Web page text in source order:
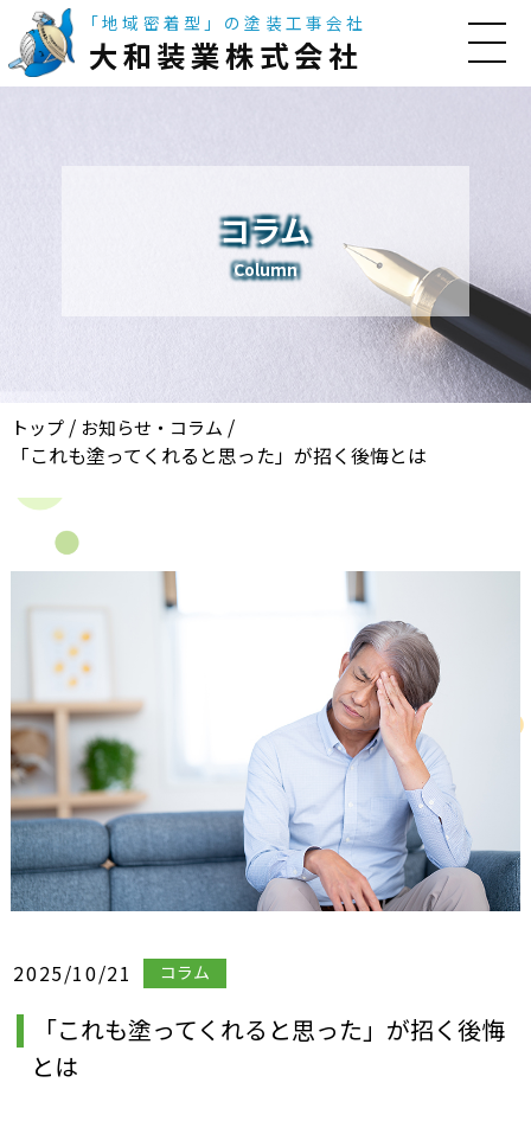
「地域密着型」の塗装工事会社
大和装業株式会社
コラム
Column
トップ/ お知らせ・コラム /
「これも塗ってくれると思った」が招く後悔とは
2025/10/21 コラム
「これも塗ってくれると思った」が招く後悔
とは